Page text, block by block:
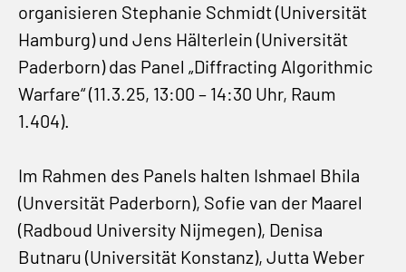
organisieren Stephanie Schmidt (Universität
Hamburg) und Jens Hälterlein (Universität
Paderborn) das Panel „Diffracting Algorithmic
Warfare“ (11.3.25, 13:00 – 14:30 Uhr, Raum
1.404).
Im Rahmen des Panels halten Ishmael Bhila
(Unversität Paderborn), Sofie van der Maarel
(Radboud University Nijmegen), Denisa
Butnaru (Universität Konstanz), Jutta Weber